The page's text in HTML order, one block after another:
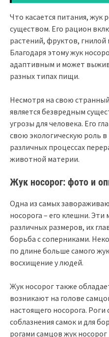
Что касается питания, жук
существом. Его рацион
растений, фруктов, гнилой
Благодаря этому жук
адаптивным и может
разных типах пищи.
Несмотря на свою
является безвредным
угрозы для человека. Его
свою экологическую роль
различных процессах
животной материи.
Жук носорог: фото и
Одна из самых
носорога – его клешни.
различных размеров, их
борьба с соперниками.
по длине больше самого
восхищение у людей.
Жук носорог также
возникают на голове
настоящего носорога.
соблазнения самок и для
рогами самцов жук